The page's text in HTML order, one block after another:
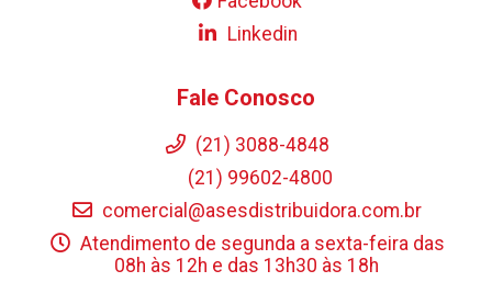
Linkedin
Fale Conosco
(21) 3088-4848
(21) 99602-4800
comercial@asesdistribuidora.com.br
Atendimento de segunda a sexta-feira das
08h às 12h e das 13h30 às 18h